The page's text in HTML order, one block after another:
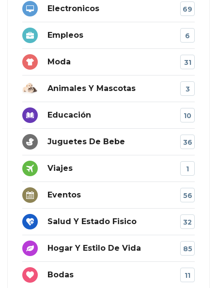
Electronicos 69
Empleos 6
Moda 31
Animales Y Mascotas 3
Educación 10
Juguetes De Bebe 36
Viajes 1
Eventos 56
Salud Y Estado Fisico 32
Hogar Y Estilo De Vida 85
Bodas 11